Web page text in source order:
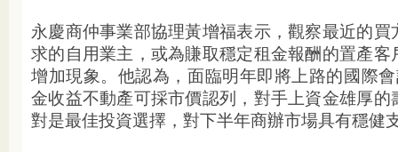
永慶商仲事業部協理黃增福表示，觀察最近的
求的自用業主，或為賺取穩定租金報酬的置產
增加現象。他認為，面臨明年即將上路的國際
金收益不動產可採市價認列，對手上資金雄厚
對是最佳投資選擇，對下半年商辦市場具有穩健